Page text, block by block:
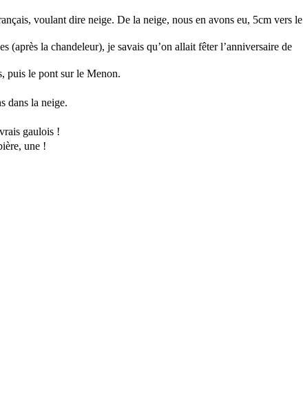
voulant dire neige. De la neige, nous en avons eu, 5cm vers le
(après la chandeleur), je savais qu’on allait fêter l’anniversaire de
puis le pont sur le Menon.
dans la neige.
gaulois !
une !